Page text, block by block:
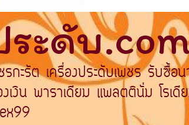
ระดับ
กะรัต เครื่องประดับเพชร รับซื้อ
งิน พาราเดียม แพลตตินั่ม โรเดี